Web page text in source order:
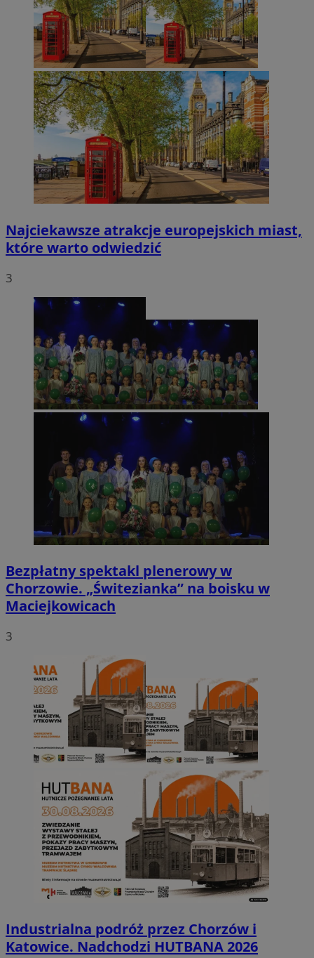
Najciekawsze atrakcje europejskich miast,
które warto odwiedzić
3
Bezpłatny spektakl plenerowy w
Chorzowie. „Świtezianka” na boisku w
Maciejkowicach
3
Industrialna podróż przez Chorzów i
Katowice. Nadchodzi HUTBANA 2026